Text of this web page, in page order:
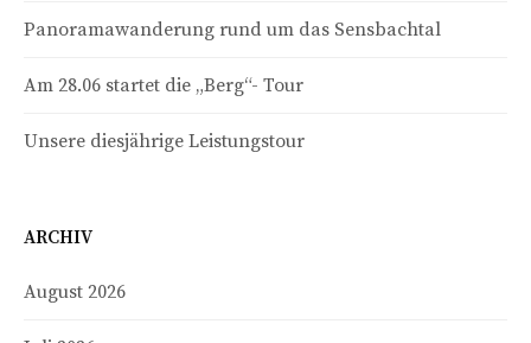
Panoramawanderung rund um das Sensbachtal
Am 28.06 startet die „Berg“- Tour
Unsere diesjährige Leistungstour
ARCHIV
August 2026